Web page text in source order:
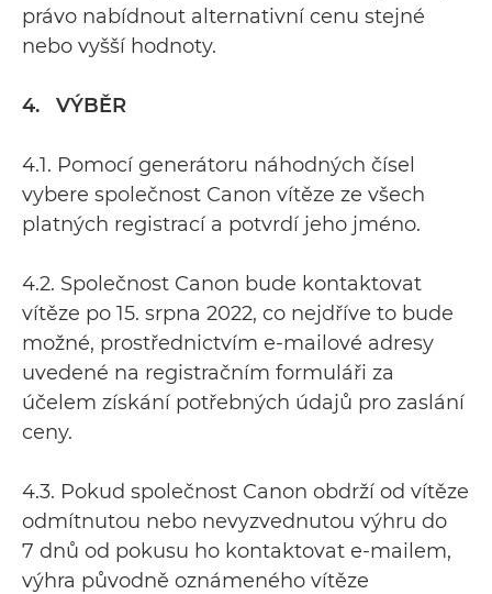
právo nabídnout alternativní cenu stejné
nebo vyšší hodnoty.
4. VÝBĚR
4.1. Pomocí generátoru náhodných čísel
vybere společnost Canon vítěze ze všech
platných registrací a potvrdí jeho jméno.
4.2. Společnost Canon bude kontaktovat
vítěze po 15. srpna 2022, co nejdříve to bude
možné, prostřednictvím e-mailové adresy
uvedené na registračním formuláři za
účelem získání potřebných údajů pro zaslání
ceny.
4.3. Pokud společnost Canon obdrží od vítěze
odmítnutou nebo nevyzvednutou výhru do
7 dnů od pokusu ho kontaktovat e-mailem,
výhra původně oznámeného vítěze